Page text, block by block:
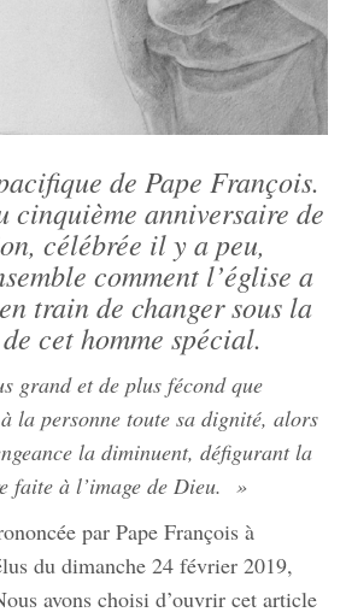
de Pape François.
cinquième anniversaire de
célébrée il y a peu,
comment l’église a
train de changer sous la
cet homme spécial.
grand et de plus fécond que
la personne toute sa dignité, alors
la diminuent, défigurant la
faite à l’image de Dieu. »
par Pape François à
du dimanche 24 février 2019,
avons choisi d’ouvrir cet article